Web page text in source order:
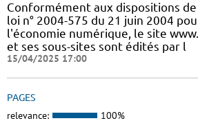
Conformément aux dispositions
loi n° 2004-575 du 21 juin 2004
l'économie numérique, le site
et ses sous-sites sont édités par l
15/04/2025 17:00
PAGES
relevance: 100%